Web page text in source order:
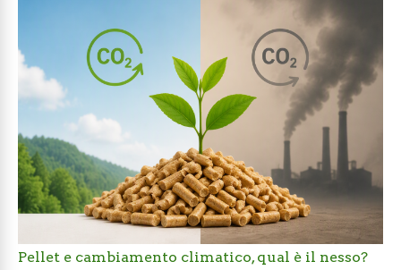
Pellet e cambiamento climatico, qual è il nesso?